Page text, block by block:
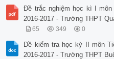
Đề trắc nghiệm học kì I môn
2016-2017 - Trường THPT
65 349 0
Đề kiểm tra học kỳ II môn
2016-2017 - Trường THPT